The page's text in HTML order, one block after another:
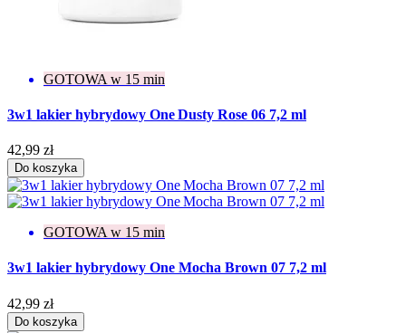
GOTOWA w 15 min
3w1 lakier hybrydowy One Dusty Rose 06 7,2 ml
42,99 zł
Do koszyka
GOTOWA w 15 min
3w1 lakier hybrydowy One Mocha Brown 07 7,2 ml
42,99 zł
Do koszyka